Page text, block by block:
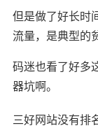
但是做了好长时
流量，是典型的
码迷也看了好多
器坑啊。
三好网站没有排